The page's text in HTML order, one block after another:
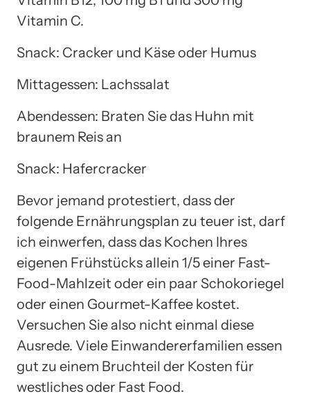
Vitamin C.
Snack: Cracker und Käse oder Humus
Mittagessen: Lachssalat
Abendessen: Braten Sie das Huhn mit
braunem Reis an
Snack: Hafercracker
Bevor jemand protestiert, dass der
folgende Ernährungsplan zu teuer ist, darf
ich einwerfen, dass das Kochen Ihres
eigenen Frühstücks allein 1/5 einer Fast-
Food-Mahlzeit oder ein paar Schokoriegel
oder einen Gourmet-Kaffee kostet.
Versuchen Sie also nicht einmal diese
Ausrede. Viele Einwandererfamilien essen
gut zu einem Bruchteil der Kosten für
westliches oder Fast Food.